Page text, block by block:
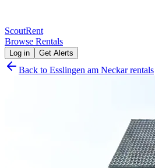
ScoutRent
Browse Rentals
Log in Get Alerts
Back to Esslingen am Neckarrentals